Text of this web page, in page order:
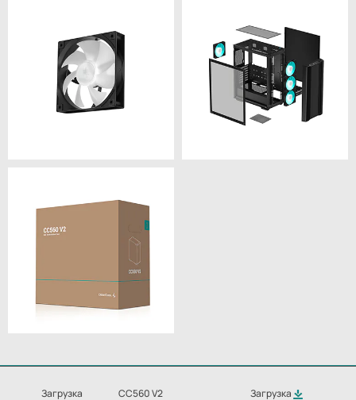
Загрузка
CC560 V2
Загрузка